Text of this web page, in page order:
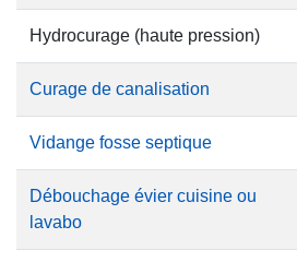
Hydrocurage (haute pression)
Curage de canalisation
Vidange fosse septique
Débouchage évier cuisine ou
lavabo